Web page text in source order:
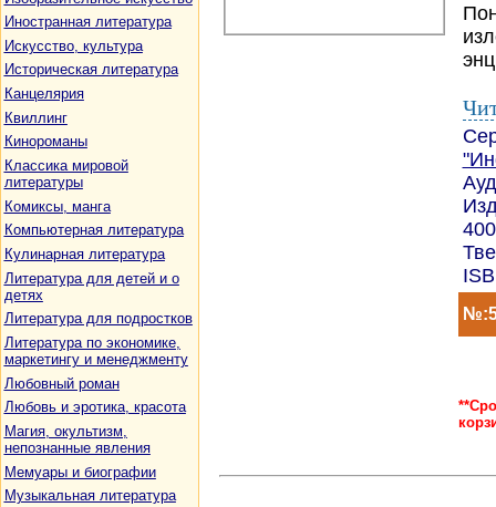
Иностранная литература
Искусство, культура
Историческая литература
Канцелярия
Квиллинг
Кинороманы
Классика мировой
литературы
Комиксы, манга
Компьютерная литература
Кулинарная литература
Литература для детей и о
детях
Литература для подростков
Литература по экономике,
маркетингу и менеджменту
Любовный роман
Любовь и эротика, красота
Магия, окультизм,
непознанные явления
Мемуары и биографии
Музыкальная литература